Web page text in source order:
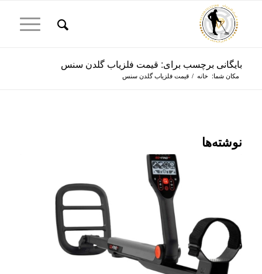
بایگانی برچسب برای: قیمت فلزیاب گلدن سنس
مکان شما: خانه / قیمت فلزیاب گلدن سنس
نوشته‌ها